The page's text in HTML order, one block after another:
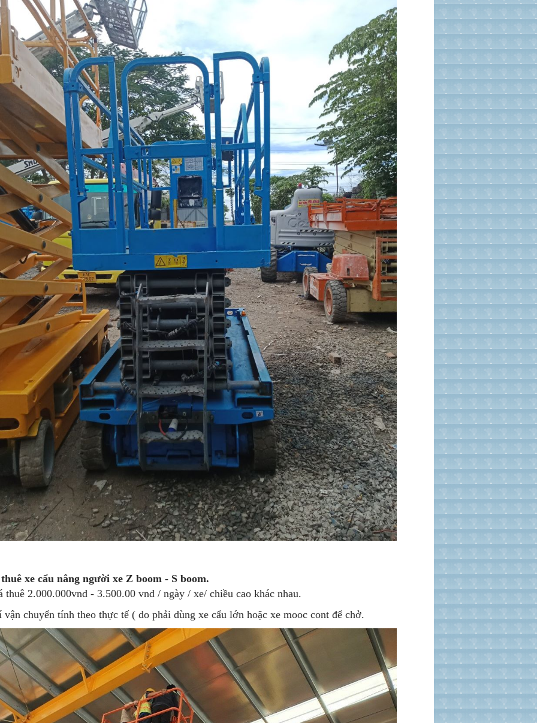
xe cẩu nâng người xe Z boom - S boom.
thuê 2.000.000vnd - 3.500.00 vnd / ngày / xe/ chiều cao khác nhau.
vận chuyển tính theo thực tế ( do phải dùng xe cẩu lớn hoặc xe mooc cont để chở.